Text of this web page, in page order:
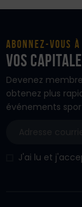
Abonnez-vous à
vos
Devenez
obtenez plus
événements
J'ai lu et